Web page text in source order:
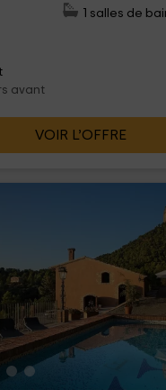
1 salles de
avant
VOIR L’OFFRE